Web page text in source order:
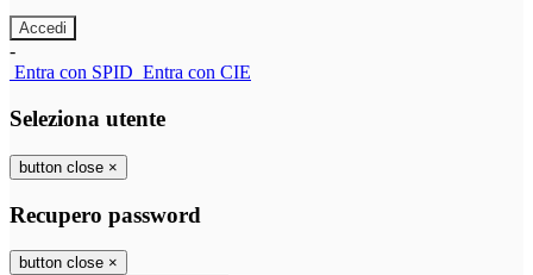
-
Entra con SPID Entra con CIE
Seleziona utente
button close ×
Recupero password
button close ×